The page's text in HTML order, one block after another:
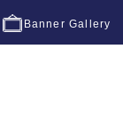
Banner Gallery